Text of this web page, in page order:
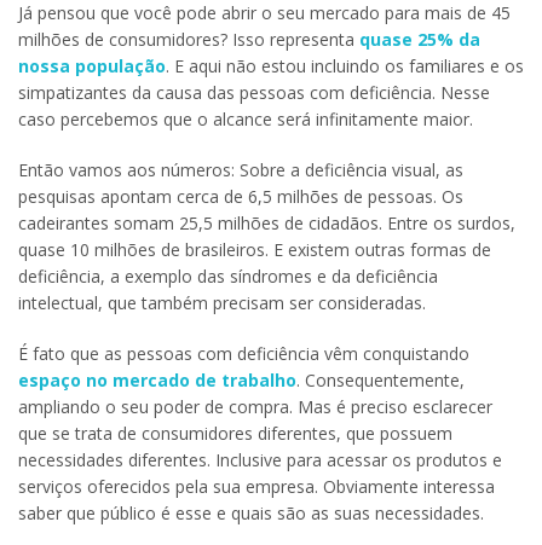
Já pensou que você pode abrir o seu mercado para mais de 45
milhões de consumidores? Isso representa quase 25% da
nossa população. E aqui não estou incluindo os familiares e os
simpatizantes da causa das pessoas com deficiência. Nesse
caso percebemos que o alcance será infinitamente maior.
Então vamos aos números: Sobre a deficiência visual, as
pesquisas apontam cerca de 6,5 milhões de pessoas. Os
cadeirantes somam 25,5 milhões de cidadãos. Entre os surdos,
quase 10 milhões de brasileiros. E existem outras formas de
deficiência, a exemplo das síndromes e da deficiência
intelectual, que também precisam ser consideradas.
É fato que as pessoas com deficiência vêm conquistando
espaço no mercado de trabalho. Consequentemente,
ampliando o seu poder de compra. Mas é preciso esclarecer
que se trata de consumidores diferentes, que possuem
necessidades diferentes. Inclusive para acessar os produtos e
serviços oferecidos pela sua empresa. Obviamente interessa
saber que público é esse e quais são as suas necessidades.